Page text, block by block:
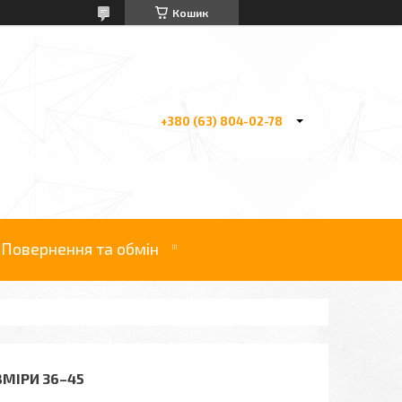
Кошик
+380 (63) 804-02-78
Повернення та обмін
36–45